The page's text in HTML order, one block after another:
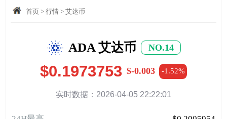
首页> 行情> 艾达币
ADA 艾达币 NO.14
$0.1973753 $-0.003 -1.52%
实时数据：2026-04-05 22:22:01